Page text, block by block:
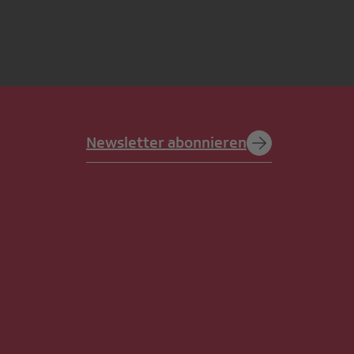
Newsletter abonnieren